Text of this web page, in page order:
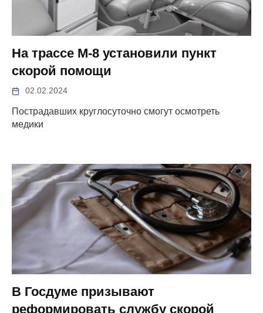
На трассе М-8 установили пункт
скорой помощи
02.02.2024
Пострадавших круглосуточно смогут осмотреть
медики
В Госдуме призывают
реформировать службу скорой